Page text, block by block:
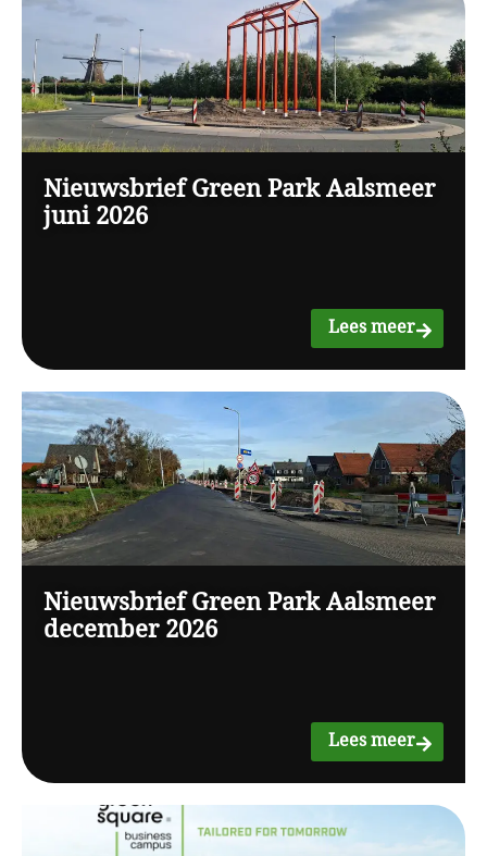
Nieuwsbrief Green Park Aalsmeer
juni 2026
Lees meer
Nieuwsbrief Green Park Aalsmeer
december 2026
Lees meer